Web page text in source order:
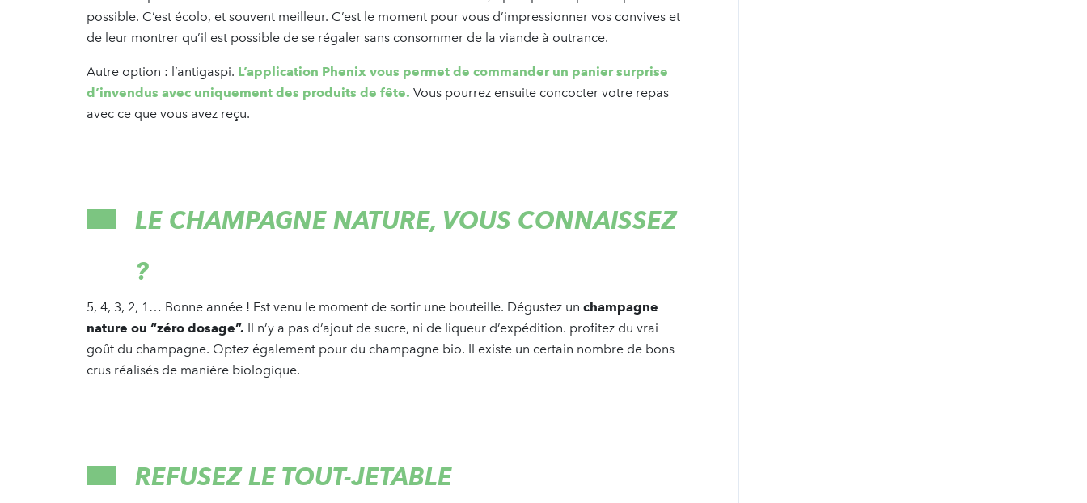
possible. C’est écolo, et souvent meilleur. C’est le moment pour vous d’impressionner vos convives et
de leur montrer qu’il est possible de se régaler sans consommer de la viande à outrance.
Autre option : l’antigaspi. L’application Phenix vous permet de commander un panier surprise
d’invendus avec uniquement des produits de fête. Vous pourrez ensuite concocter votre repas
avec ce que vous avez reçu.
LE CHAMPAGNE NATURE, VOUS CONNAISSEZ
?
5, 4, 3, 2, 1… Bonne année ! Est venu le moment de sortir une bouteille. Dégustez un champagne
nature ou “zéro dosage”. Il n’y a pas d’ajout de sucre, ni de liqueur d’expédition. profitez du vrai
goût du champagne. Optez également pour du champagne bio. Il existe un certain nombre de bons
crus réalisés de manière biologique.
REFUSEZ LE TOUT-JETABLE